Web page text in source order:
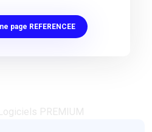
page REFERENCEE
PREMIUM